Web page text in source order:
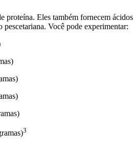
proteína. Eles também fornecem
pescetariana. Você pode experimentar:
3